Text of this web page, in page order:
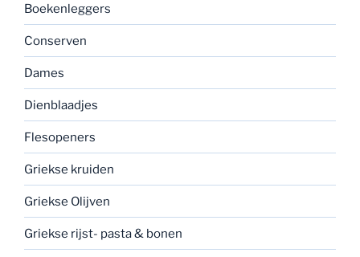
Boekenleggers
Conserven
Dames
Dienblaadjes
Flesopeners
Griekse kruiden
Griekse Olijven
Griekse rijst- pasta & bonen